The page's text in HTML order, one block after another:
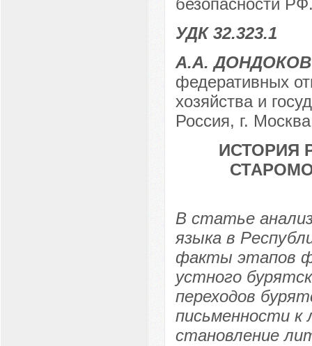
безопасности
УДК 32.323.1
А.А. ДОНДОКОВ
федеративных
хозяйства и
Россия, г. Москва
ИСТОРИЯ
В статье
языка в
факты этапов
устного
переходов
письменности к
становление